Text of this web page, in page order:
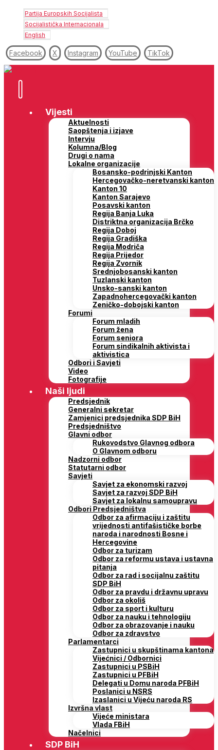
Partija Europskih Socijalista
Socijalistička Internacionala
English
Facebook X Instagram YouTube TikTok
Vijesti
Aktuelnosti
Saopštenja i izjave
Intervju
Kolumna/Blog
Drugi o nama
Lokalne organizacije
Bosansko-podrinjski Kanton
Hercegovačko-neretvanski kanton
Kanton 10
Kanton Sarajevo
Posavski kanton
Regija Banja Luka
Distriktna organizacija Brčko
Regija Doboj
Regija Gradiška
Regija Modriča
Regija Prijedor
Regija Zvornik
Srednjobosanski kanton
Tuzlanski kanton
Unsko-sanski kanton
Zapadnohercegovački kanton
Zeničko-dobojski kanton
Forumi
Forum mladih
Forum žena
Forum seniora
Forum sindikalnih aktivista i
aktivistica
Odbori i Savjeti
Video
Fotografije
Naši ljudi
Predsjednik
Generalni sekretar
Zamjenici predsjednika SDP BiH
Predsjedništvo
Glavni odbor
Rukovodstvo Glavnog odbora
O Glavnom odboru
Nadzorni odbor
Statutarni odbor
Savjeti
Savjet za ekonomski razvoj
Savjet za razvoj SDP BiH
Savjet za lokalnu samoupravu
Odbori Predsjedništva
Odbor za afirmaciju i zaštitu
vrijednosti antifašističke borbe
naroda i narodnosti Bosne i
Hercegovine
Odbor za turizam
Odbor za reformu ustava i ustavna
pitanja
Odbor za rad i socijalnu zaštitu
SDP BiH
Odbor za pravdu i državnu upravu
Odbor za okoliš
Odbor za sport i kulturu
Odbor za nauku i tehnologiju
Odbor za obrazovanje i nauku
Odbor za zdravstvo
Parlamentarci
Zastupnici u skupštinama kantona
Vijećnici / Odbornici
Zastupnici u PSBiH
Zastupnici u PFBiH
Delegati u Domu naroda PFBiH
Poslanici u NSRS
Izaslanici u Vijeću naroda RS
Izvršna vlast
Vijeće ministara
Vlada FBiH
Načelnici
SDP BiH